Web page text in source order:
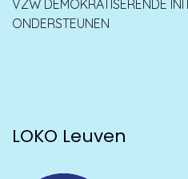
VZW DEMOKRATISERENDE
ONDERSTEUNEN
LOKO Leuven